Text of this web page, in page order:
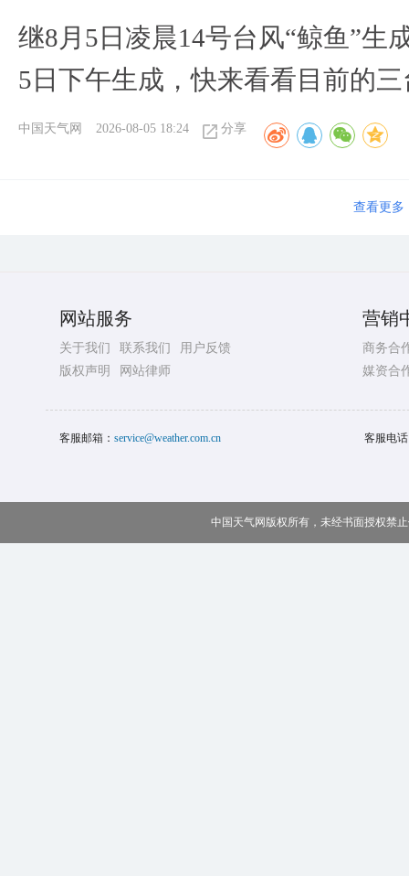
继8月5日凌晨14号台风“鲸鱼”生
5日下午生成，快来看看目前的
中国天气网 2026-08-05 18:24 分享
查看更多
网站服务
关于我们 联系我们
用户反馈
版权声明
网站律师
营销
商务合
媒资合
客服邮箱： service@weather.com.cn 客服电
中国天气网版权所有，未经书面授权